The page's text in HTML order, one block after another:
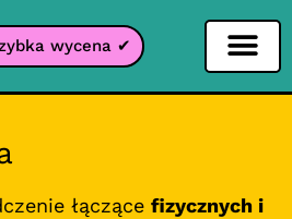
wycena ✔
łączące fizycznych i